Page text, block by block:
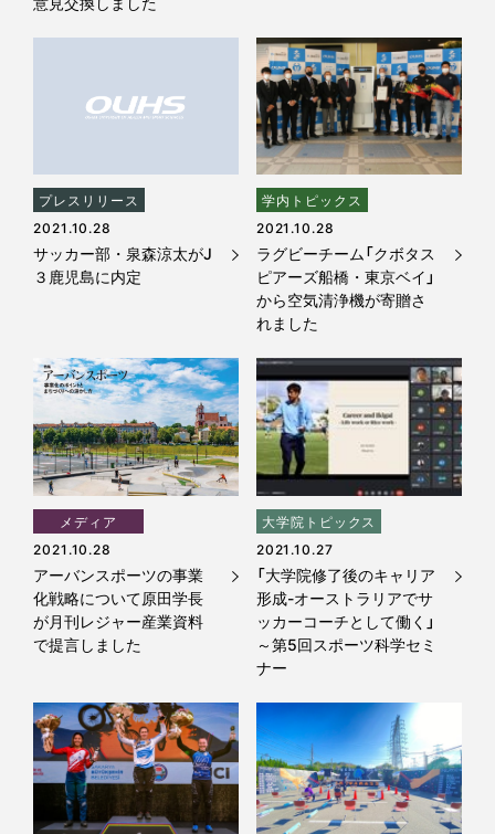
プレスリリース
2021.10.28
サッカー部・泉森涼太がJ
３鹿児島に内定
学内トピックス
2021.10.28
ラグビーチーム「クボタス
ピアーズ船橋・東京ベイ」
から空気清浄機が寄贈さ
れました
メディア
2021.10.28
アーバンスポーツの事業
化戦略について原田学長
が月刊レジャー産業資料
で提言しました
大学院トピックス
2021.10.27
「大学院修了後のキャリア
形成-オーストラリアでサ
ッカーコーチとして働く」
～第5回スポーツ科学セミ
ナー